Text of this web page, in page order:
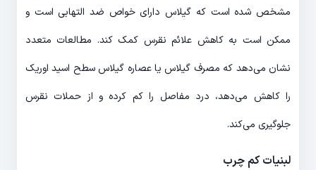
مشخص شده است که گیلاس دارای خواص ضد التهابی است و
ممکن است به کاهش علائم نقرس کمک کند. مطالعات متعدد
نشان می‌دهد که مصرف گیلاس یا عصاره گیلاس سطح اسید اوریک
را کاهش می‌دهد، درد مفاصل را کم کرده و از حملات نقرس
جلوگیری می‌کند.
لبنیات کم چرب